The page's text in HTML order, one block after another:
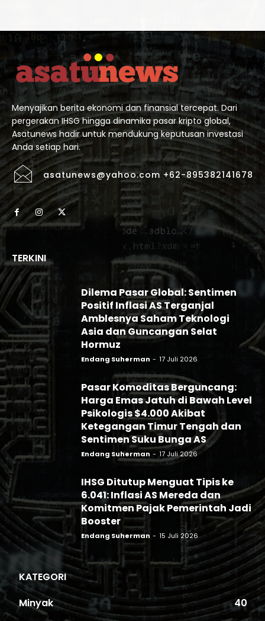
Menyajikan berita ekonomi dan finansial tercepat. Dari
pergerakan IHSG hingga dinamika pasar kripto global,
Asatunews hadir untuk mendukung keputusan investasi
Anda setiap hari.
asatunews@yahoo.com +62-895382141678
TERKINI
Dilema Pasar Global: Sentimen
Positif Inflasi AS Terganjal
Amblesnya Saham Teknologi
Asia dan Guncangan Selat
Hormuz
Endang Suherman - 17 Juli 2026
Pasar Komoditas Berguncang:
Harga Emas Jatuh di Bawah Level
Psikologis $4.000 Akibat
Ketegangan Timur Tengah dan
Sentimen Suku Bunga AS
Endang Suherman - 17 Juli 2026
IHSG Ditutup Menguat Tipis ke
6.041: Inflasi AS Mereda dan
Komitmen Pajak Pemerintah Jadi
Booster
Endang Suherman - 15 Juli 2026
KATEGORI
Minyak
40